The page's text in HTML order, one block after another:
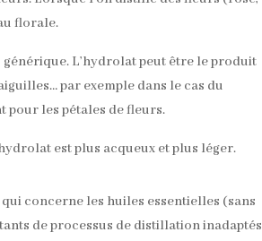
florale.
générique. L’hydrolat peut être le produit
par exemple dans le cas du
pour les pétales de fleurs.
est plus acqueux et plus léger.
concerne les huiles essentielles (sans
de processus de distillation inadaptés